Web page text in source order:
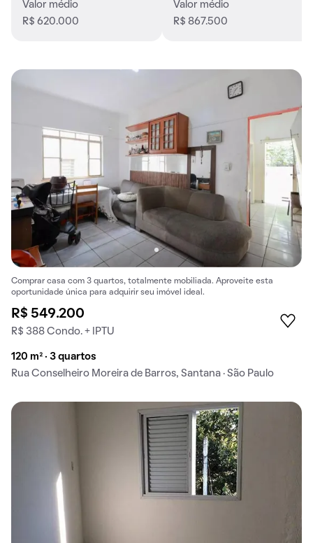
Valor médio
R$ 620.000
Valor médio
R$ 867.500
Comprar casa com 3 quartos, totalmente mobiliada. Aproveite esta
oportunidade única para adquirir seu imóvel ideal.
R$ 549.200
R$ 388 Condo. + IPTU
120 m² · 3 quartos
Rua Conselheiro Moreira de Barros, Santana · São Paulo